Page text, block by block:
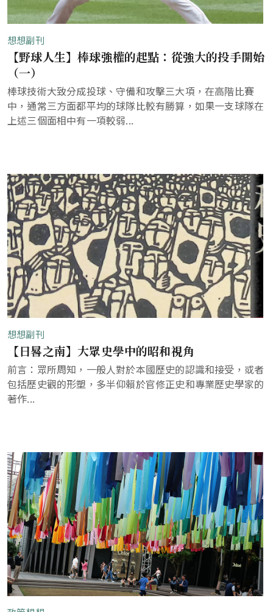
想想副刊
【野球人生】棒球強權的起點：從強大的投手開始
（一）
棒球技術大致分成投球、守備和攻擊三大項，在高階比賽
中，通常三方面都平均的球隊比較有勝算，如果一支球隊在
上述三個面相中有一項較弱...
想想副刊
【日晷之南】大眾史學中的昭和視角
前言：眾所周知，一般人對於本國歷史的認識和接受，或者
包括歷史觀的形塑，多半仰賴於官修正史和專業歷史學家的
著作...